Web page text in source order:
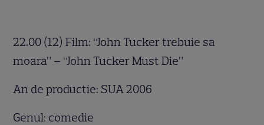
22.00 (12) Film: “John Tucker trebuie sa
moara” – “John Tucker Must Die”
An de productie: SUA 2006
Genul: comedie